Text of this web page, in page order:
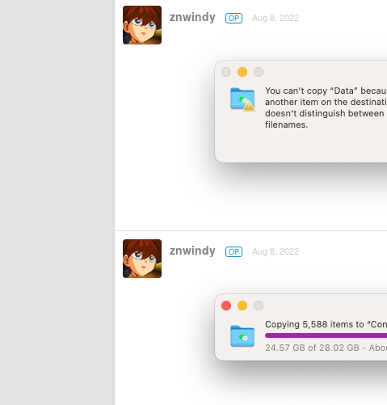
znwindy OP Aug 8, 2022
znwindy OP Aug 8, 2022